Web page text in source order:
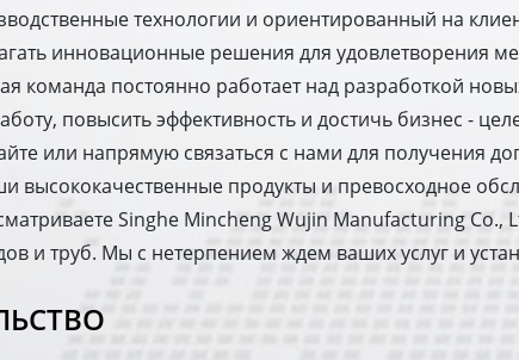
технологии и ориентированный на
инновационные решения для удовлетворения
команда постоянно работает над разработкой
повысить эффективность и достичь бизнес -
или напрямую связаться с нами для получения
высококачественные продукты и превосходное
Singhe Mincheng Wujin Manufacturing
и труб. Мы с нетерпением ждем ваших услуг и